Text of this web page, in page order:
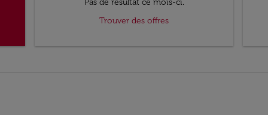
Pas de résultat ce mois-ci.
Trouver des offres
BRU–MCI: cmp-view-offers-disclaimer.
BRU–MCI: cmp-view-offers-disclaimer.
BRU–MCI: cmp-view-offers-
BRU–MCI: cmp-view-offers-
BRU–MCI: cmp-view-
BRU–MCI: cmp-view-
BRU–MCI: cmp-
BRU–MCI: